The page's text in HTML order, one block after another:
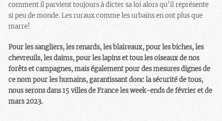
comment il parvient toujours à dicter sa loi alors qu’il représente
si peu de monde. Les ruraux comme les urbains en ont plus que
marre!
Pour les sangliers, les renards, les blaireaux, pour les biches, les
chevreuils, les daims, pour les lapins et tous les oiseaux de nos
forêts et campagnes, mais également pour des mesures dignes de
ce nom pour les humains, garantissant donc la sécurité de tous,
nous serons dans 15 villes de France les week-ends de février et de
mars 2023.